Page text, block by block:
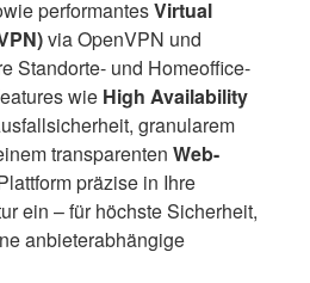
performantesVirtual
via OpenVPN und
Standorte- und Homeoffice-
wie High Availability
granularem
transparenten Web-
präzise in Ihre
ein – für höchste Sicherheit,
anbieterabhängige